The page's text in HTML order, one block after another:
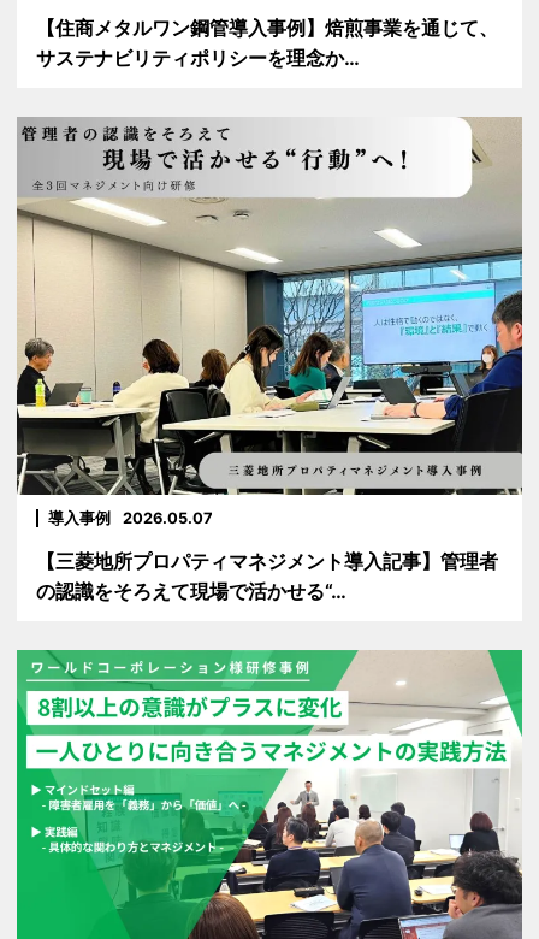
【住商メタルワン鋼管導入事例】焙煎事業を通じて、
サステナビリティポリシーを理念か…
導入事例 2026.05.07
【三菱地所プロパティマネジメント導入記事】管理者
の認識をそろえて現場で活かせる“…